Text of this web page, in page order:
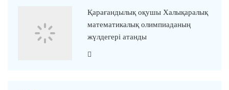
Қарағандылық оқушы Халықаралық
математикалық олимпиаданың
жүлдегері атанды